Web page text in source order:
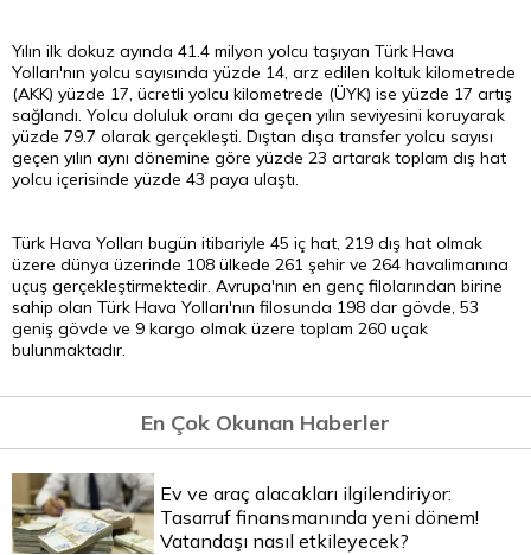
Yılın ilk dokuz ayında 41.4 milyon yolcu taşıyan Türk Hava
Yolları'nın yolcu sayısında yüzde 14, arz edilen koltuk kilometrede
(AKK) yüzde 17, ücretli yolcu kilometrede (ÜYK) ise yüzde 17 artış
sağlandı. Yolcu doluluk oranı da geçen yılın seviyesini koruyarak
yüzde 79.7 olarak gerçekleşti. Dıştan dışa transfer yolcu sayısı
geçen yılın aynı dönemine göre yüzde 23 artarak toplam dış hat
yolcu içerisinde yüzde 43 paya ulaştı.
Türk Hava Yolları bugün itibariyle 45 iç hat, 219 dış hat olmak
üzere dünya üzerinde 108 ülkede 261 şehir ve 264 havalimanına
uçuş gerçekleştirmektedir. Avrupa'nın en genç filolarından birine
sahip olan Türk Hava Yolları'nın filosunda 198 dar gövde, 53
geniş gövde ve 9 kargo olmak üzere toplam 260 uçak
bulunmaktadır.
En Çok Okunan Haberler
Ev ve araç alacakları ilgilendiriyor:
Tasarruf finansmanında yeni dönem!
Vatandaşı nasıl etkileyecek?